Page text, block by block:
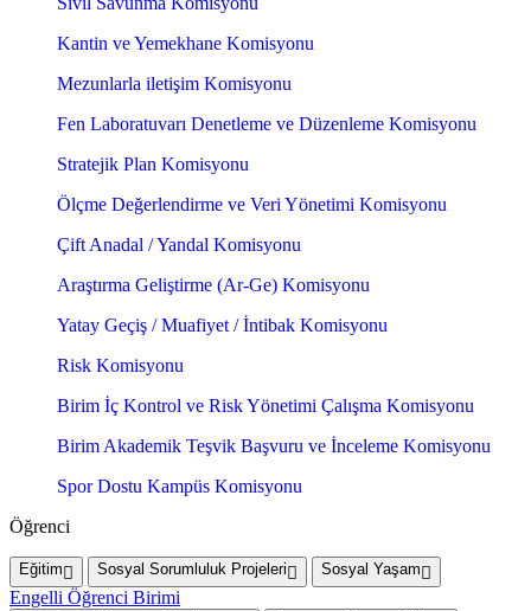
Kantin ve Yemekhane Komisyonu
Mezunlarla iletişim Komisyonu
Fen Laboratuvarı Denetleme ve Düzenleme Komisyonu
Stratejik Plan Komisyonu
Ölçme Değerlendirme ve Veri Yönetimi Komisyonu
Çift Anadal / Yandal Komisyonu
Araştırma Geliştirme (Ar-Ge) Komisyonu
Yatay Geçiş / Muafiyet / İntibak Komisyonu
Risk Komisyonu
Birim İç Kontrol ve Risk Yönetimi Çalışma Komisyonu
Birim Akademik Teşvik Başvuru ve İnceleme Komisyonu
Spor Dostu Kampüs Komisyonu
Öğrenci
Eğitim Sosyal Sorumluluk Projeleri Sosyal Yaşam
Engelli Öğrenci Birimi